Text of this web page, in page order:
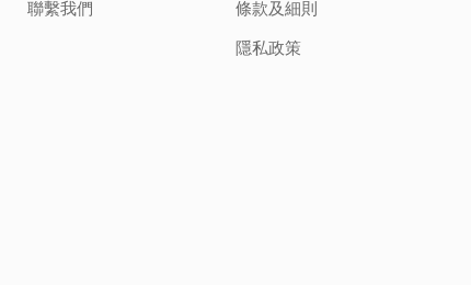
聯繫我們
條款及細則
隱私政策